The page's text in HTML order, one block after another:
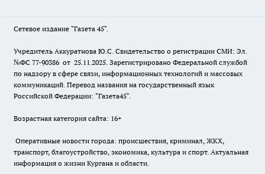
Сетевое издание "Газета 45".
Учредитель Аккуратнова Ю.С. Свидетельство о регистрации СМИ: Эл.
№ФС 77-90386 от 25.11.2025. Зарегистрировано Федеральной службой
по надзору в сфере связи, информационных технологий и массовых
коммуникаций. Перевод названия на государственный язык
Российской Федерации: "Газета45".
Возрастная категория сайта: 16+
Оперативные новости города: происшествия, криминал, ЖКХ,
транспорт, благоустройство, экономика, культура и спорт. Актуальная
информация о жизни Кургана и области.